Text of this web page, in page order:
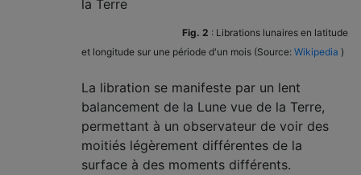
Fig. 2 : Librations lunaires en latitude
et longitude sur une période d'un mois (Source: Wikipedia )
La libration se manifeste par un lent
balancement de la Lune vue de la Terre,
permettant à un observateur de voir des
moitiés légèrement différentes de la
surface à des moments différents.